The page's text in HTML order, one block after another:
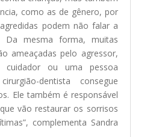
como as de gênero, por
podem não falar a
Da mesma forma, muitas
ameaçadas pelo agressor,
ou uma pessoa
dentista consegue
Ele também é responsável
vão restaurar os sorrisos
complementa Sandra